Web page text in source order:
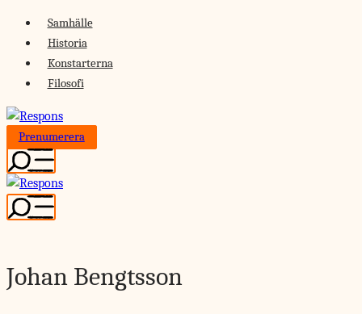
Skip
content
Samhälle
Historia
Konstarterna
Filosofi
Prenumerera
Johan Bengtsson